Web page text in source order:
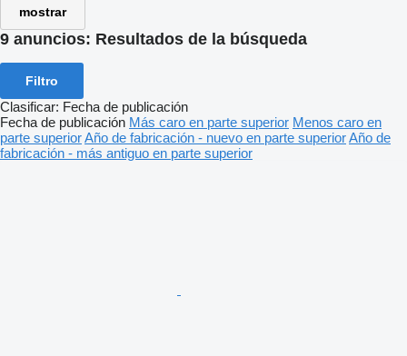
mostrar
9 anuncios: Resultados de la búsqueda
Filtro
Clasificar: Fecha de publicación
Fecha de publicación Más caro en parte superior Menos caro en
parte superiorAño de fabricación - nuevo en parte superiorAño de
fabricación - más antiguo en parte superior